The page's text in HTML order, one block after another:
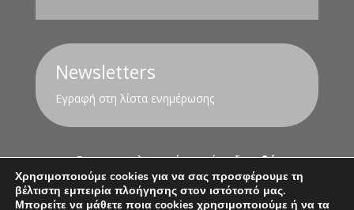
Newsletters
Εγραφή στη λίστα ενημέρωσης
Για τον υπολογισμό της σύνταξηςεδώ
Όροι Χρήσης Πολιτική Απορρήτου
Χρησιμοποιούμε cookies για να σας προσφέρουμε τη
βέλτιστη εμπειρία πλοήγησης στον ιστότοπό μας.
Μπορείτε να μάθετε ποια cookies χρησιμοποιούμε ή να τα